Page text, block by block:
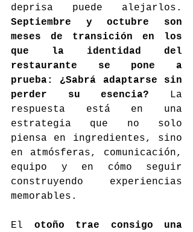
Septiembre y octubre son
meses de transición en los
que la identidad del
restaurante se pone a
prueba: ¿Sabrá adaptarse sin
perder su esencia? La
respuesta está en una
estrategia que no solo
piensa en ingredientes, sino
en atmósferas, comunicación,
equipo y en cómo seguir
construyendo experiencias
memorables.
El otoño trae consigo una